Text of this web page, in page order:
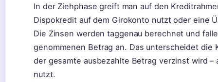
In der Ziehphase greift man auf den
Dispokredit auf dem Girokonto nutzt oder eine
Die Zinsen werden taggenau berechnet und
genommenen Betrag an. Das unterscheidet
der gesamte ausbezahlte Betrag verzinst wird
nutzt.